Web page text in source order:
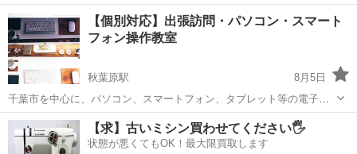
館で「はじめてのAIエージェント体験講座・第3弾」を開催します。 ■
こんな方におすすめです 【初めての方】 ・AIに興味はあるけれど、使
った...
その他 公民館
【個別対応】出張訪問・パソコン・スマート
フォン操作教室
秋葉原駅
8月5日
千葉市を中心に、パソコン、スマートフォン、タブレット等の電子機
器の出張サポートを展開しております。 箱から出して取り敢えず出し
てみたけど、使い方がわからない、初期不良？故障？と言った疑問
や、ホームページ作成やインター...
東京 千代田区 秋葉原駅 Windows総合 タブレット
【求】古いミシン買わせてください🖐️
状態が悪くてもOK！最大限買取します